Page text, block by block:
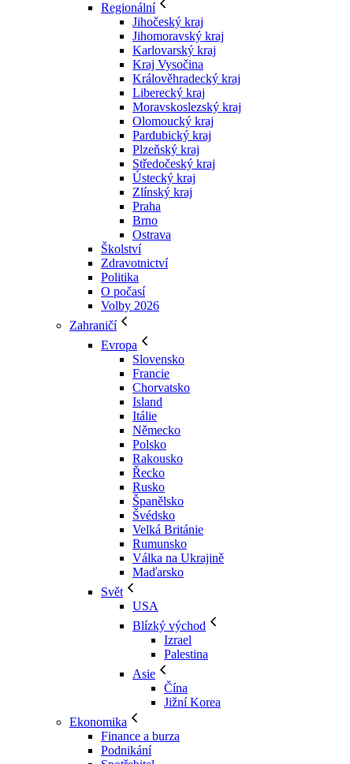
Regionální
Jihočeský kraj
Jihomoravský kraj
Karlovarský kraj
Kraj Vysočina
Králověhradecký kraj
Liberecký kraj
Moravskoslezský kraj
Olomoucký kraj
Pardubický kraj
Plzeňský kraj
Středočeský kraj
Ústecký kraj
Zlínský kraj
Praha
Brno
Ostrava
Školství
Zdravotnictví
Politika
O počasí
Volby 2026
Zahraničí
Evropa
Slovensko
Francie
Chorvatsko
Island
Itálie
Německo
Polsko
Rakousko
Řecko
Rusko
Španělsko
Švédsko
Velká Británie
Rumunsko
Válka na Ukrajině
Maďarsko
Svět
USA
Blízký východ
Izrael
Palestina
Asie
Čína
Jižní Korea
Ekonomika
Finance a burza
Podnikání